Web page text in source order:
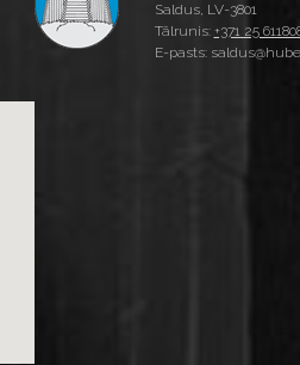
Saldus, LV-3801
Tālrunis: +371 25
E-pasts: